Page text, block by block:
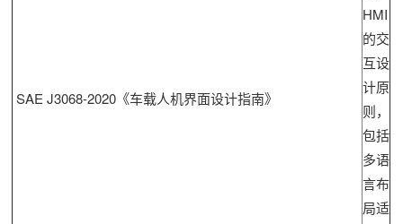
SAE J3068-2020《车载人机界面设计指南》
HMI
的交
互设
计原
则，
包括
多语
言布
局适